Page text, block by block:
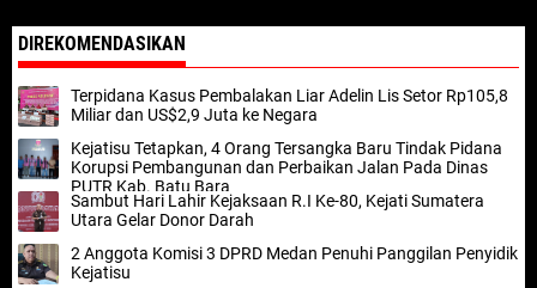
DIREKOMENDASIKAN
Terpidana Kasus Pembalakan Liar Adelin Lis Setor Rp105,8
Miliar dan US$2,9 Juta ke Negara
Kejatisu Tetapkan, 4 Orang Tersangka Baru Tindak Pidana
Korupsi Pembangunan dan Perbaikan Jalan Pada Dinas
PUTR Kab. Batu Bara
Sambut Hari Lahir Kejaksaan R.I Ke-80, Kejati Sumatera
Utara Gelar Donor Darah
2 Anggota Komisi 3 DPRD Medan Penuhi Panggilan Penyidik
Kejatisu